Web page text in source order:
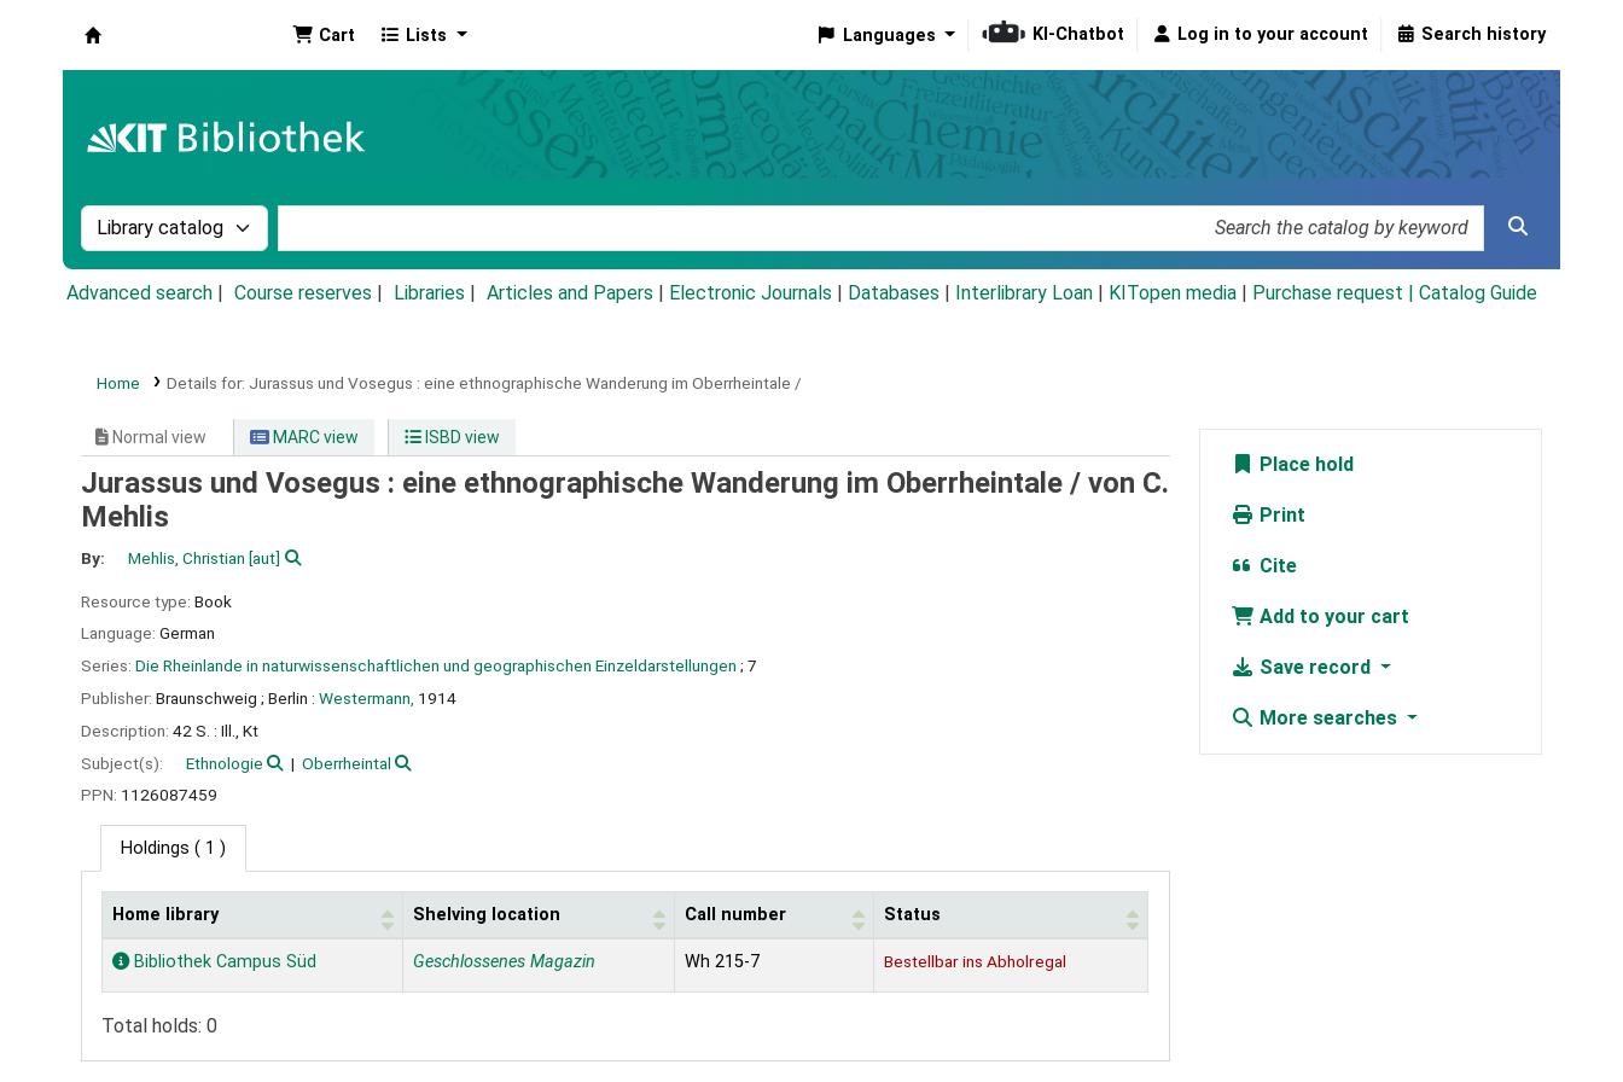
Cart Lists Languages KI-Chatbot Log in to your account Search history
Search the catalog by:
Advanced search Course reserves Libraries Articles and Papers Electronic Journals Databases Interlibrary Loan KITopen media Purchase request | Catalog Guide
Home Details for: Jurassus und Vosegus : eine ethnographische Wanderung im Oberrheintale /
Normal view MARC view ISBD view
Jurassus und Vosegus : eine ethnographische Wanderung im Oberrheintale / von C.
Mehlis
By: Mehlis, Christian [aut]
Resource type: Book
Language: German
Series: Die Rheinlande in naturwissenschaftlichen und geographischen Einzeldarstellungen ; 7
Publisher: Braunschweig ; Berlin : Westermann, 1914
Description: 42 S. : Ill., Kt
Subject(s):
Ethnologie
Oberrheintal
PPN: 1126087459
Holdings ( 1 )
Holdings
Home library Shelving location Call number Status
Bibliothek Campus Süd Geschlossenes Magazin Wh 215-7 Bestellbar ins Abholregal
Total holds: 0
Place hold
Print
Cite
Add to your cart
Save record
More searches